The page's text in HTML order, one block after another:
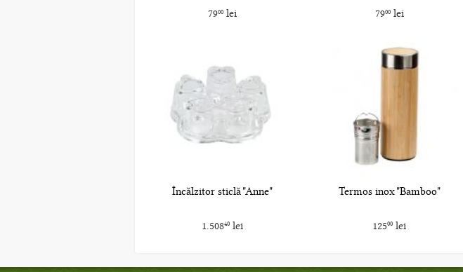
7900lei
7900lei
Încălzitor sticlă "Anne"
1.50840lei
Termos inox "Bamboo"
12500 lei